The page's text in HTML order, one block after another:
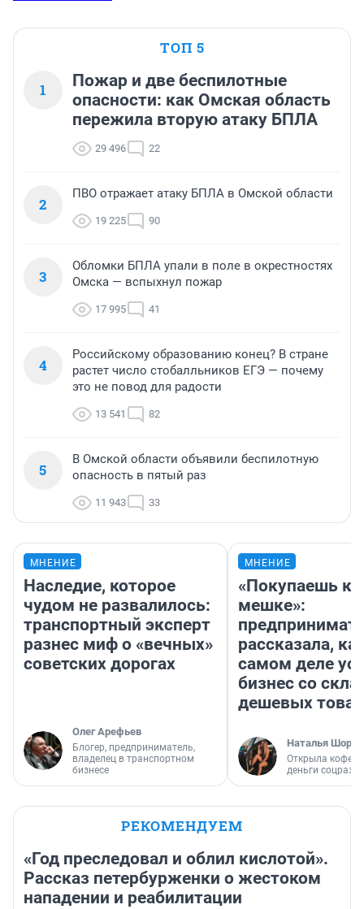
ТОП 5
1
Пожар и две беспилотные
опасности: как Омская область
пережила вторую атаку БПЛА
29 496 22
2
ПВО отражает атаку БПЛА в Омской области
19 225 90
3
Обломки БПЛА упали в поле в окрестностях
Омска — вспыхнул пожар
17 995 41
4
Российскому образованию конец? В стране
растет число стобалльников ЕГЭ — почему
это не повод для радости
13 541 82
5
В Омской области объявили беспилотную
опасность в пятый раз
11 943 33
МНЕНИЕ
Наследие, которое
чудом не развалилось:
транспортный эксперт
разнес миф о «вечных»
советских дорогах
Олег Арефьев
Блогер, предприниматель,
владелец в транспортном
бизнесе
МНЕНИЕ
«Покупаешь
мешке»:
рассказала,
самом деле
бизнес со
дешевых
Наталья
Открыла
деньги
РЕКОМЕНДУЕМ
«Год преследовал и облил кислотой».
Рассказ петербурженки о жестоком
нападении и реабилитации